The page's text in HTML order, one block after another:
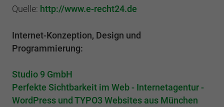
Quelle: http://www.e-recht24.de
Internet-Konzeption, Design und
Programmierung:
Studio 9 GmbH
Perfekte Sichtbarkeit im Web - Internetagentur -
WordPress und TYPO3 Websites aus München